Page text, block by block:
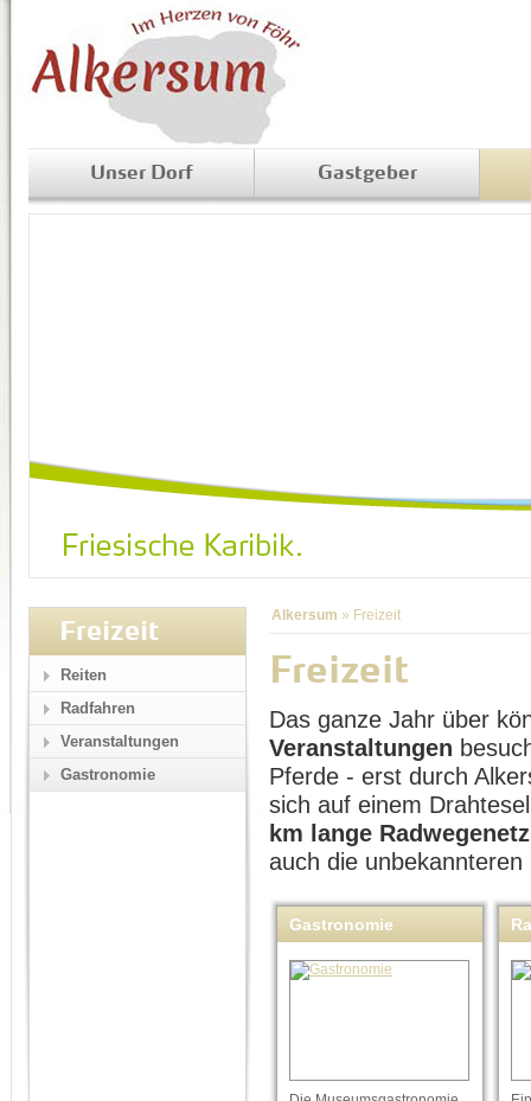
Unser Dorf Gastgeber
Alkersum » Freizeit
Freizeit
Das ganze Jahr über
Veranstaltungen
Pferde - erst durch
sich auf einem
km lange
auch die
Gastronomie
Freizeit
Reiten
Radfahren
Veranstaltungen
Gastronomie